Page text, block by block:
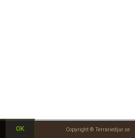
Copyright © Terrariedjur.se
OK